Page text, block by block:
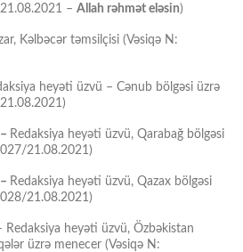
– Allah rəhmət eləsin)
Kəlbəcər təmsilçisi (Vəsiqə N:
heyəti üzvü – Cənub bölgəsi üzrə
– Redaksiya heyəti üzvü, Qarabağ bölgəsi
21.08.2021)
– Redaksiya heyəti üzvü, Qazax bölgəsi
21.08.2021)
Redaksiya heyəti üzvü, Özbəkistan
üzrə menecer (Vəsiqə N: